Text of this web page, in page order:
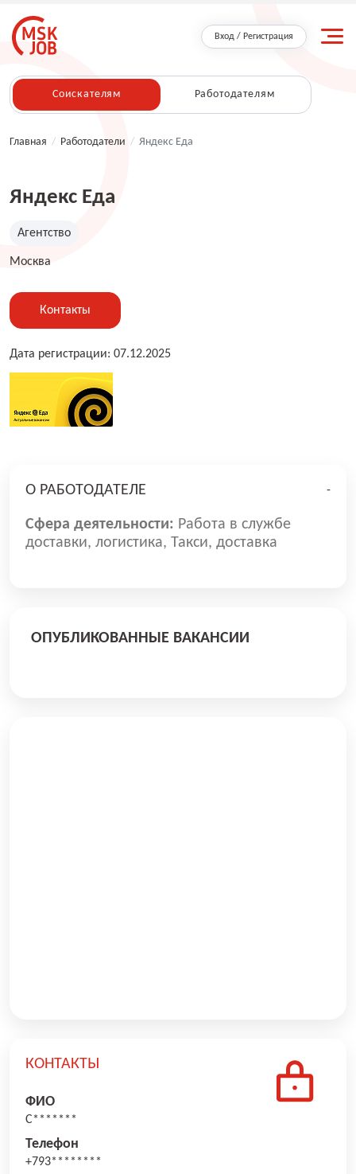
Вход / Регистрация
Соискателям Работодателям
Главная / Работодатели / Яндекс Еда
Яндекс Еда
Агентство
Москва
Контакты
Дата регистрации: 07.12.2025
О РАБОТОДАТЕЛЕ -
Сфера деятельности: Работа в службе
доставки, логистика, Такси, доставка
ОПУБЛИКОВАННЫЕ ВАКАНСИИ
КОНТАКТЫ
ФИО
С*******
Телефон
+793********